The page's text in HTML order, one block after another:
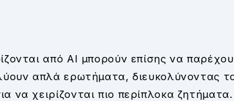
από AI μπορούν επίσης να
απλά ερωτήματα, διευκολύνοντας
να χειρίζονται πιο περίπλοκα